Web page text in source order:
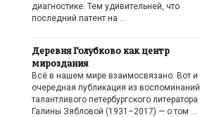
диагностике. Тем удивительней, что
последний патент на …
Деревня Голубково как центр
мироздания
Всё в нашем мире взаимосвязано. Вот и
очередная публикация из воспоминаний
талантливого петербургского литератора
Галины Зябловой (1931–2017) — о том …